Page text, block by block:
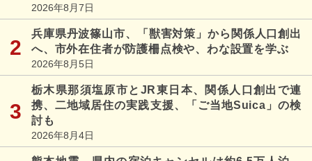
2026年8月7日
兵庫県丹波篠山市、「獣害対策」から関係人口創出
へ、市外在住者が防護柵点検や、わな設置を学ぶ
2026年8月5日
栃木県那須塩原市とJR東日本、関係人口創出で連
携、二地域居住の実践支援、「ご当地Suica」の検
討も
2026年8月4日